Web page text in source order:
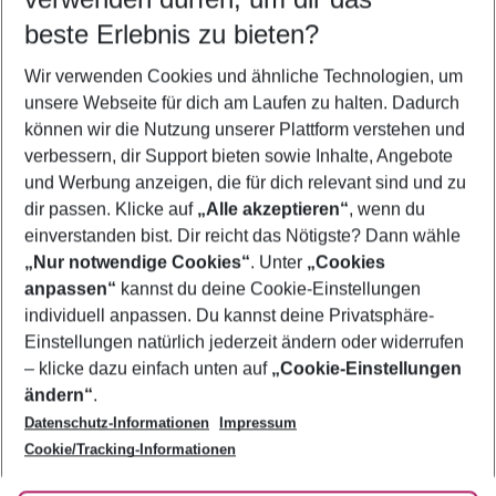
5-8 Nächte
2 Erwachsene Keine Kinder
Mehr Filter anzeigen
Footer
Footer navigation
Über uns
AGB
Bestpreisgarantie
Cookie-Einstellungen ändern
Cookie-Richtlinie
Agenturbetreuung
Barrierefreies Reisen
Folge uns
beste Erlebnis zu bieten?
Wir verwenden Cookies und ähnliche Technologien, um
unsere Webseite für dich am Laufen zu halten. Dadurch
können wir die Nutzung unserer Plattform verstehen und
verbessern, dir Support bieten sowie Inhalte, Angebote
und Werbung anzeigen, die für dich relevant sind und zu
dir passen. Klicke auf „Alle akzeptieren“, wenn du
einverstanden bist. Dir reicht das Nötigste? Dann wähle
„Nur notwendige Cookies“. Unter „Cookies
anpassen“ kannst du deine Cookie-Einstellungen
individuell anpassen. Du kannst deine Privatsphäre-
Einstellungen natürlich jederzeit ändern oder widerrufen
– klicke dazu einfach unten auf „Cookie-Einstellungen
ändern“.
Datenschutz-Informationen
Impressum
Cookie/Tracking-Informationen